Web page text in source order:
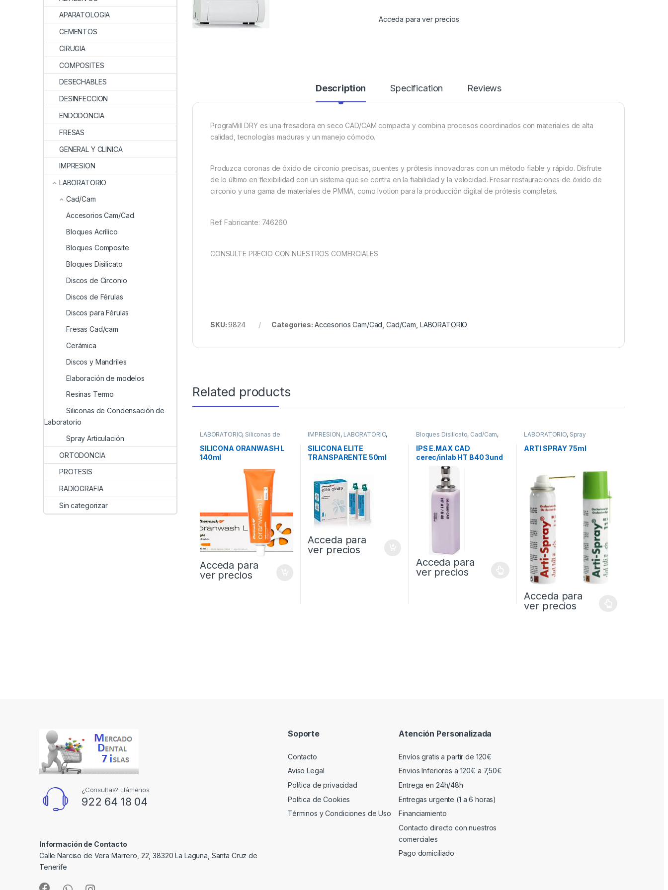
Acceda para ver precios
Description Specification Reviews
PrograMill DRY es una fresadora en seco CAD/CAM compacta y combina procesos coordinados con materiales de alta
calidad, tecnologías maduras y un manejo cómodo.
Produzca coronas de óxido de circonio precisas, puentes y prótesis innovadoras con un método fiable y rápido. Disfrute
de lo último en flexibilidad con un sistema que se centra en la fiabilidad y la velocidad. Fresar restauraciones de óxido de
circonio y una gama de materiales de PMMA, como Ivotion para la producción digital de prótesis completas.
Ref. Fabricante: 746260
CONSULTE PRECIO CON NUESTROS COMERCIALES
SKU:9824 Categories: Accesorios Cam/Cad ,Cad/Cam LABORATORIO
Related products
LABORATORIO, Siliconas de
Condensación de Laboratorio
SILICONA ORANWASH L
140ml
Acceda para
ver precios
IMPRESION, LABORATORIO,
Siliconas de Adición
SILICONA ELITE
TRANSPARENTE 50ml
Acceda para
ver precios
Bloques Disilicato, Cad/Cam,
LABORATORIO
IPS E.MAX CAD
cerec/inlab HT B40 3und
Acceda para
ver precios
LABORATORIO, Spray
Articulación
ARTI SPRAY 75ml
Acceda para
ver precios
APARATOLOGIA
CEMENTOS
CIRUGIA
COMPOSITES
DESECHABLES
DESINFECCION
ENDODONCIA
FRESAS
GENERAL Y CLINICA
IMPRESION
LABORATORIO
Cad/Cam
Accesorios Cam/Cad
Bloques Acrílico
Bloques Composite
Bloques Disilicato
Discos de Circonio
Discos de Férulas
Discos para Férulas
Fresas Cad/cam
Cerámica
Discos y Mandriles
Elaboración de modelos
Resinas Termo
Siliconas de Condensación de
Laboratorio
Spray Articulación
ORTODONCIA
PROTESIS
RADIOGRAFIA
Sin categorizar
¿Consultas? Llámenos
922 64 18 04
Información de Contacto
Calle Narciso de Vera Marrero, 22, 38320 La Laguna, Santa Cruz de
Tenerife
Soporte
Contacto
Aviso Legal
Política de privacidad
Política de Cookies
Términos y Condiciones de Uso
Atención Personalizada
Envíos gratis a partir de 120€
Envios Inferiores a 120€ a 7,50€
Entrega en 24h/48h
Entregas urgente (1 a 6 horas)
Financiamiento
Contacto directo con nuestros
comerciales
Pago domiciliado